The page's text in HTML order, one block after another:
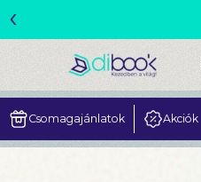
‹
Csomagajánlatok Akciók